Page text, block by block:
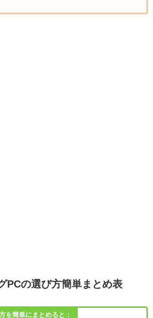
PCの選び方簡単まとめ表
を簡単にまとめると：